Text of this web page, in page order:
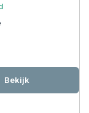
Bekijk